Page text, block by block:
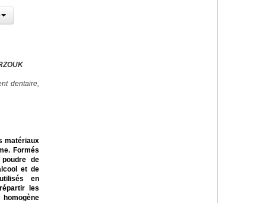
dentaire,
matériaux
Formés
de
et de
en
les